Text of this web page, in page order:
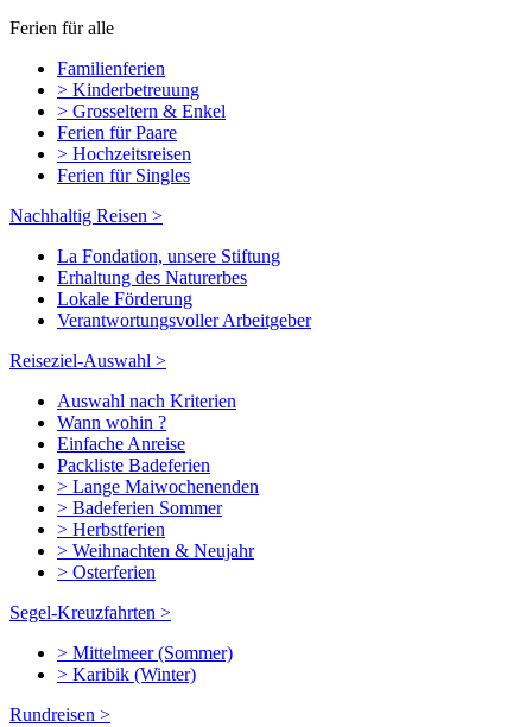
Ferien für alle
Familienferien
> Kinderbetreuung
> Grosseltern & Enkel
Ferien für Paare
> Hochzeitsreisen
Ferien für Singles
Nachhaltig Reisen >
La Fondation, unsere Stiftung
Erhaltung des Naturerbes
Lokale Förderung
Verantwortungsvoller Arbeitgeber
Reiseziel-Auswahl >
Auswahl nach Kriterien
Wann wohin ?
Einfache Anreise
Packliste Badeferien
> Lange Maiwochenenden
> Badeferien Sommer
> Herbstferien
> Weihnachten & Neujahr
> Osterferien
Segel-Kreuzfahrten >
> Mittelmeer (Sommer)
> Karibik (Winter)
Rundreisen >